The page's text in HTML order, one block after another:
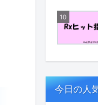
今日の人